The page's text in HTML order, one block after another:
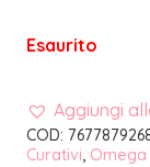
Esaurito
Aggiungi
COD:
Curativi Omega